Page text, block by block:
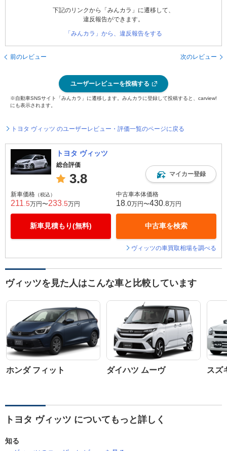
下記のリンクから「みんカラ」に遷移して、
違反報告ができます。
「みんカラ」から、違反報告をする
前のレビュー 次のレビュー
ユーザーレビューを投稿する
※自動車SNSサイト「みんカラ」に遷移します。みんカラに登録して投稿すると、carview!
にも表示されます。
トヨタ ヴィッツ のユーザーレビュー・評価一覧のページに戻る
トヨタ ヴィッツ
総合評価
3.8 マイカー登録
新車価格 （税込）
211 .5万円〜233 .5万円
新車見積もり(無料)
中古車本体価格
18 .0万円〜430 .8万円
中古車を検索
ヴィッツの車買取相場を調べる
ヴィッツを見た人はこんな車と比較しています
ホンダ フィット ダイハツ ムーヴ スズ
トヨタ ヴィッツ についてもっと詳しく
知る